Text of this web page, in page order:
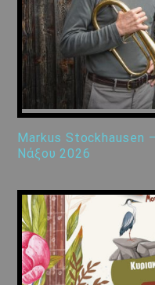
Markus Stockhausen
Νάξου 2026